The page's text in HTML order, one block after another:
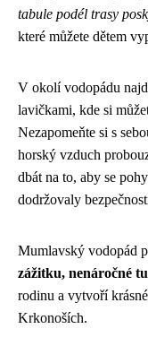
tabule podél trasy
které můžete dětem
V okolí vodopádu
lavičkami, kde si
Nezapomeňte si s
horský vzduch
dbát na to, aby se
dodržovaly
Mumlavský vodopád
zážitku, nenáročné
rodinu a vytvoří
Krkonoších.